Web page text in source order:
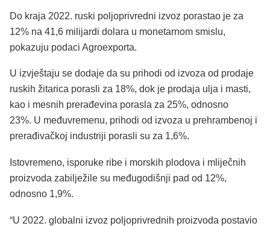
Do kraja 2022. ruski poljoprivredni izvoz porastao je za
12% na 41,6 milijardi dolara u monetarnom smislu,
pokazuju podaci Agroexporta.
U izvještaju se dodaje da su prihodi od izvoza od prodaje
ruskih žitarica porasli za 18%, dok je prodaja ulja i masti,
kao i mesnih prerađevina porasla za 25%, odnosno
23%. U međuvremenu, prihodi od izvoza u prehrambenoj i
prerađivačkoj industriji porasli su za 1,6%.
Istovremeno, isporuke ribe i morskih plodova i mliječnih
proizvoda zabilježile su međugodišnji pad od 12%,
odnosno 1,9%.
“U 2022. globalni izvoz poljoprivrednih proizvoda postavio